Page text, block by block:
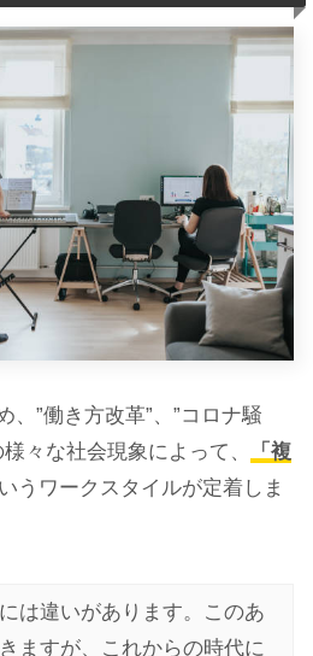
、”働き方改革”、”コロナ騒
々な社会現象によって、
「複
うワークスタイルが定着しま
は違いがあります。このあ
ますが、これからの時代に